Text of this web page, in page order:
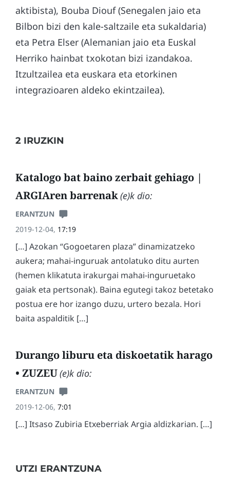
aktibista), Bouba Diouf (Senegalen jaio eta
Bilbon bizi den kale-saltzaile eta sukaldaria)
eta Petra Elser (Alemanian jaio eta Euskal
Herriko hainbat txokotan bizi izandakoa.
Itzultzailea eta euskara eta etorkinen
integrazioaren aldeko ekintzailea).
2 IRUZKIN
Katalogo bat baino zerbait gehiago |
ARGIAren barrenak(e)k dio:
ERANTZUN
2019-12-04, 17:19
[…] Azokan “Gogoetaren plaza” dinamizatzeko
aukera; mahai-inguruak antolatuko ditu aurten
(hemen klikatuta irakurgai mahai-inguruetako
gaiak eta pertsonak). Baina egutegi takoz betetako
postua ere hor izango duzu, urtero bezala. Hori
baita aspalditik […]
Durango liburu eta diskoetatik harago
• ZUZEU(e)k dio:
ERANTZUN
2019-12-06, 7:01
[…] Itsaso Zubiria Etxeberriak Argia aldizkarian. […]
UTZI ERANTZUNA